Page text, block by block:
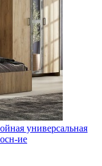
универсальная
ие